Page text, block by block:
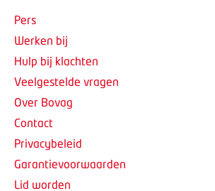
Pers
Werken bij
Hulp bij klachten
Veelgestelde vragen
Over Bovag
Contact
Privacybeleid
Garantievoorwaarden
Lid worden